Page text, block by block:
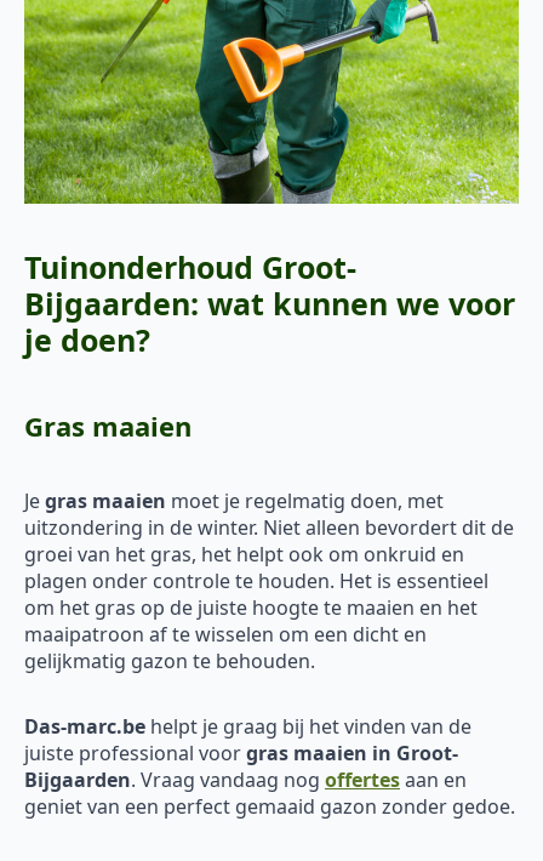
Tuinonderhoud Groot-
Bijgaarden: wat kunnen we voor
je doen?
Gras maaien
Jegras maaien moet je regelmatig doen, met
uitzondering in de winter. Niet alleen bevordert dit de
groei van het gras, het helpt ook om onkruid en
plagen onder controle te houden. Het is essentieel
om het gras op de juiste hoogte te maaien en het
maaipatroon af te wisselen om een dicht en
gelijkmatig gazon te behouden.
Das-marc.be helpt je graag bij het vinden van de
juiste professional voorgras maaien in Groot-
Bijgaarden. Vraag vandaag nog offertesaan en
geniet van een perfect gemaaid gazon zonder gedoe.